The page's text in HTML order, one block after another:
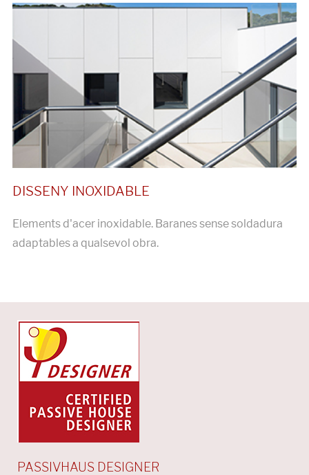
Elements d'acer inoxidable. Baranes sense soldadura
adaptables a qualsevol obra.
PASSIVHAUS DESIGNER